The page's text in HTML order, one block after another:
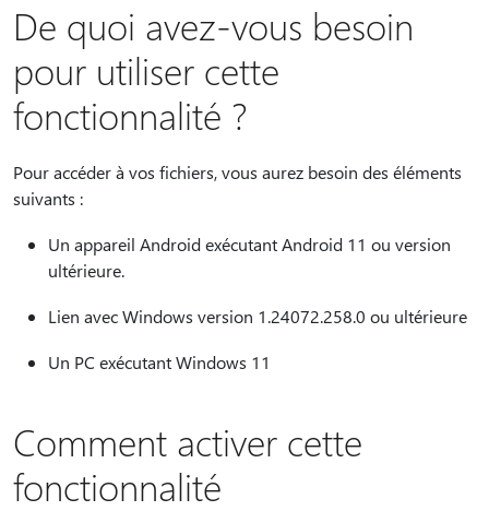
De quoi avez-vous besoin
pour utiliser cette
fonctionnalité ?
Pour accéder à vos fichiers, vous aurez besoin des éléments
suivants :
Un appareil Android exécutant Android 11 ou version
ultérieure.
Lien avec Windows version 1.24072.258.0 ou ultérieure
Un PC exécutant Windows 11
Comment activer cette
fonctionnalité